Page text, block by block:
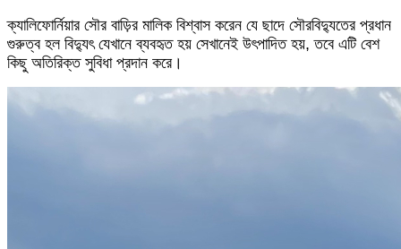
ক্যালিফোর্নিয়ার সৌর বাড়ির মালিক বিশ্বাস করেন যে ছাদে সৌরবিদ্যুতের প্রধান
গুরুত্ব হল বিদ্যুৎ যেখানে ব্যবহৃত হয় সেখানেই উৎপাদিত হয়, তবে এটি বেশ
কিছু অতিরিক্ত সুবিধা প্রদান করে।